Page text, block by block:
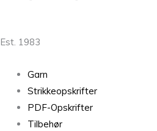
Est. 1983
Garn
Strikkeopskrifter
PDF-Opskrifter
Tilbehør